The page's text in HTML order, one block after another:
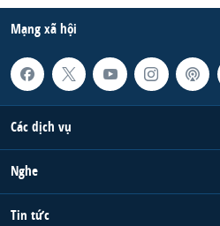
Mạng xã hội
Các dịch vụ
Nghe
Tin tức